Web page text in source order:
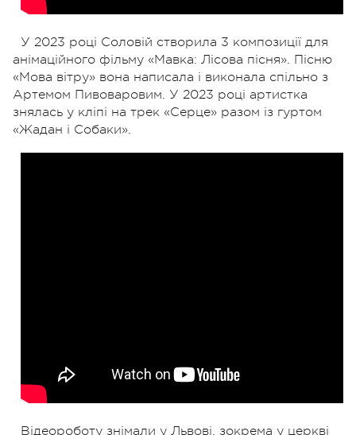
У 2023 році Соловій створила 3 композиції для
анімаційного фільму «Мавка: Лісова пісня». Пісню
«Мова вітру» вона написала і виконала спільно з
Артемом Пивоваровим. У 2023 році артистка
знялась у кліпі на трек «Серце» разом із гуртом
«Жадан і Собаки».
Відеороботу знімали у Львові, зокрема у церкві